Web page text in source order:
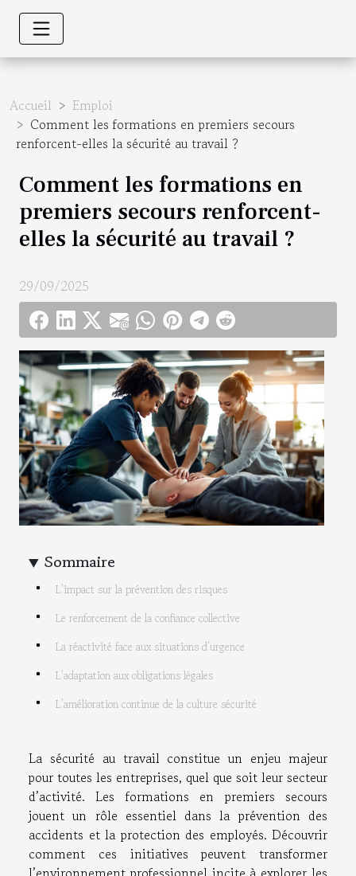
Accueil
Emploi
Comment les formations en premiers secours
renforcent-elles la sécurité au travail ?
Comment les formations en
premiers secours renforcent-
elles la sécurité au travail ?
29/09/2025
Sommaire
L’impact sur la prévention des risques
Le renforcement de la confiance collective
La réactivité face aux situations d’urgence
L’adaptation aux obligations légales
L’amélioration continue de la culture sécurité
La sécurité au travail constitue un enjeu majeur
pour toutes les entreprises, quel que soit leur secteur
d’activité. Les formations en premiers secours
jouent un rôle essentiel dans la prévention des
accidents et la protection des employés. Découvrir
comment ces initiatives peuvent transformer